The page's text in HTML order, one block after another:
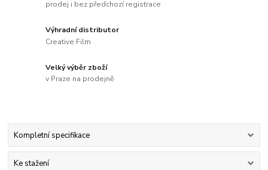
prodej i bez předchozí registrace
Výhradní distributor
Creative Film
Velký výběr zboží
v Praze na prodejně
Kompletní specifikace
Ke stažení